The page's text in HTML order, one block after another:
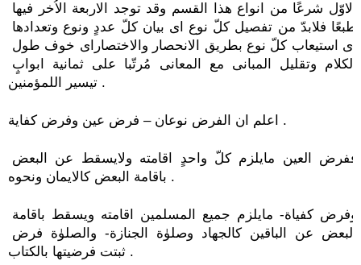
تيسير اللمؤمنين .
اعلم ان الفرض نوعان – فرض عين وفرض كفاية .
باقامة البعض كالايمان ونحوه .
ثبتت فرضيتها بالكتاب .